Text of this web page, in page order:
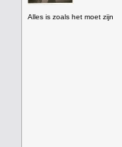
Alles is zoals het moet zijn